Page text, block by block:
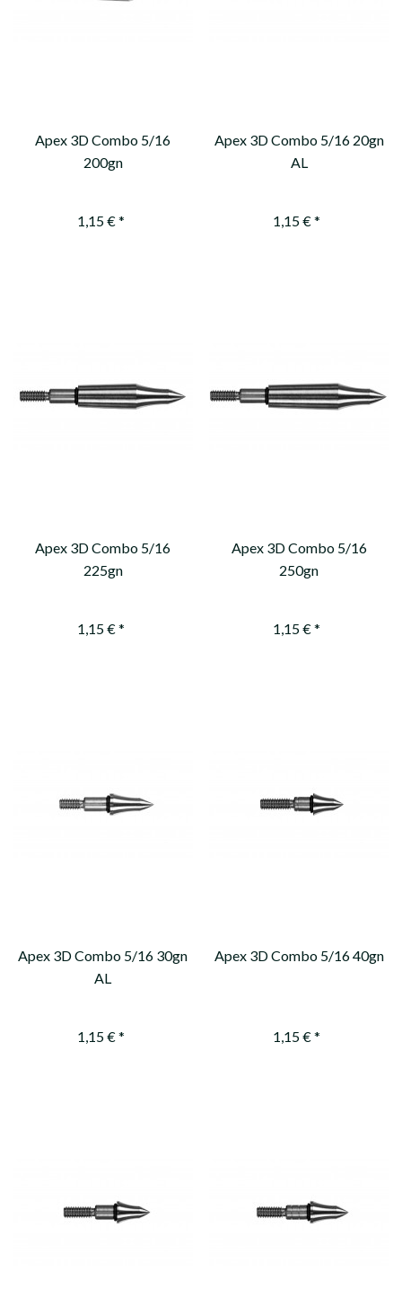
Apex 3D Combo 5/16
200gn
1,15 € *
Apex 3D Combo 5/16 20gn
AL
1,15 € *
Apex 3D Combo 5/16
225gn
1,15 € *
Apex 3D Combo 5/16
250gn
1,15 € *
Apex 3D Combo 5/16 30gn
AL
1,15 € *
Apex 3D Combo 5/16 40gn
1,15 € *